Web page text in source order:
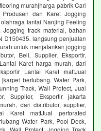
murah|harga pabrik Cari
dan Karet Jogging
lantai Nanjing Feeling
track material, bahan
D150435. langsung penjualan
untuk menjalankan jogging
Beli, Supplier, Eksportir,
Karet harga murah, dari
Lantai Karet mattJual
berlubang. Water Park,
Track, Wall Protect, Jual
Supplier, Eksportir jakarta
dari distributor, supplier,
Karet mattJual perforated
Water Park, Pool Deck,